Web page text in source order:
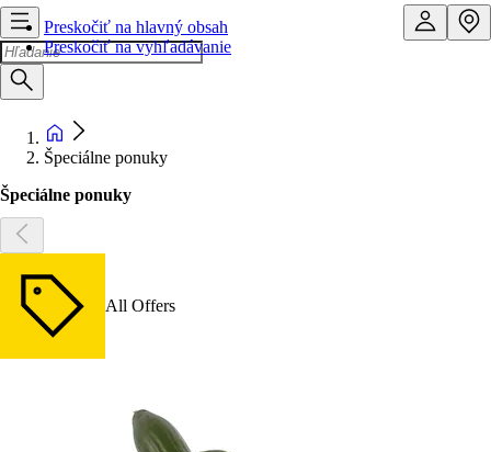
Preskočiť na hlavný obsah
Preskočiť na vyhľadávanie
Špeciálne ponuky
Špeciálne ponuky
All Offers